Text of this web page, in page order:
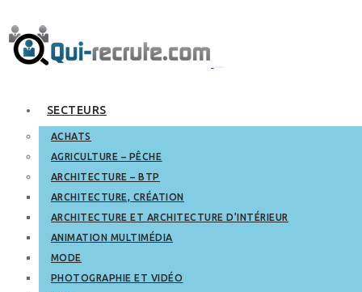
SECTEURS
ACHATS
AGRICULTURE – PÊCHE
ARCHITECTURE – BTP
ARCHITECTURE, CRÉATION
ARCHITECTURE ET ARCHITECTURE D’INTÉRIEUR
ANIMATION MULTIMÉDIA
MODE
PHOTOGRAPHIE ET VIDÉO